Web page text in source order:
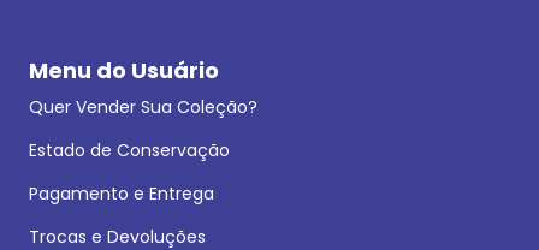
Menu do Usuário
Quer Vender Sua Coleção?
Estado de Conservação
Pagamento e Entrega
Trocas e Devoluções